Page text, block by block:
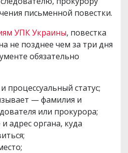
письменной повестки.
УПК Украины, повестка
не позднее чем за три дня
обязательно
процессуальный статус;
— фамилия и
или прокурора;
адрес органа, куда